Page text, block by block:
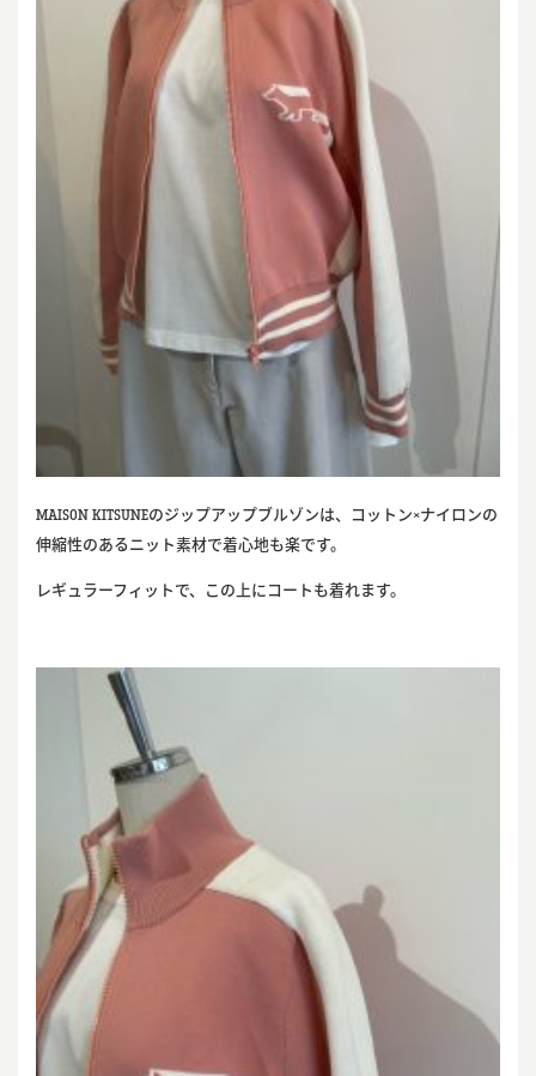
MAISON KITSUNEのジップアップブルゾンは、コットン×ナイロンの
伸縮性のあるニット素材で着心地も楽です。
レギュラーフィットで、この上にコートも着れます。